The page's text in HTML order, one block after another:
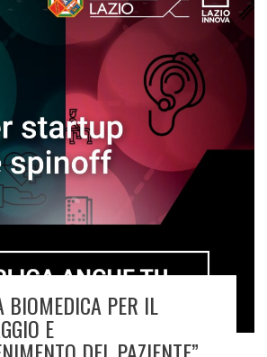
BIOMEDICA PER IL
E